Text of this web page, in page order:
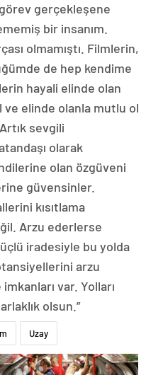
gerçekleşene
bir insanım.
olmamıştı. Filmlerin,
de hep kendime
hayali elinde olan
elinde olanla mutlu ol
sevgili
olarak
olan özgüveni
güvensinler.
kısıtlama
Arzu ederlerse
iradesiyle bu yolda
arzu
var. Yolları
olsun.”
Uzay